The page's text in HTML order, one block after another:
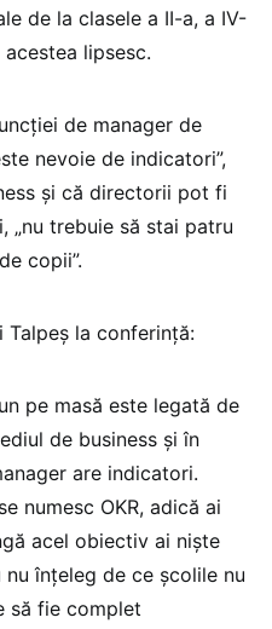
de la clasele a II-a, a IV-
lipsesc.
de manager de
nevoie de indicatori”,
și că directorii pot fi
„nu trebuie să stai patru
copii”.
Talpeș la conferință:
pe masă este legată de
de business și în
are indicatori.
numesc OKR, adică ai
acel obiectiv ai niște
înțeleg de ce școlile nu
să fie complet